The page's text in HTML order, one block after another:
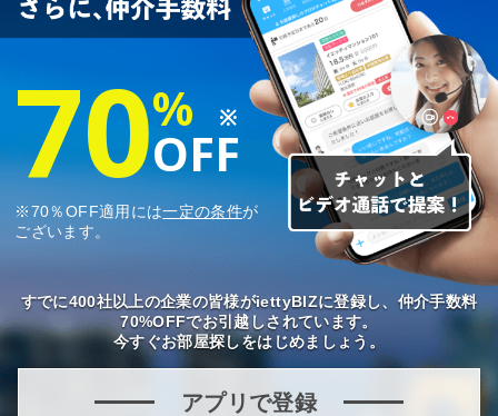
70%
OFF
※
※70％OFF適用には一定の条件が
ございます。
すでに400社以上の企業の皆様がiettyBIZに登録し、仲介手数料
70%OFFでお引越しされています。
今すぐお部屋探しをはじめましょう。
アプリで登録